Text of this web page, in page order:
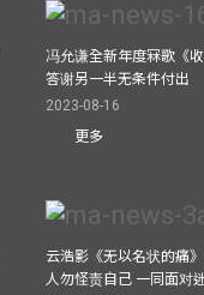
冯允谦全新年度冧歌《
答谢另一半无条件付出
2023-08-16
更多
云浩影《无以名状的痛
人勿怪责自己 一同面对